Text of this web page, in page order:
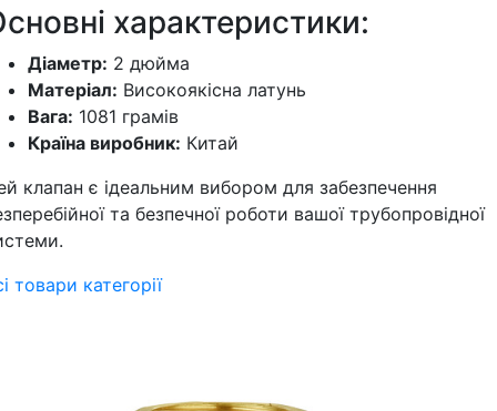
характеристики:
Діаметр: 2 дюйма
Матеріал: Високоякісна латунь
Вага: 1081 грамів
Країна виробник: Китай
клапан є ідеальним вибором для забезпечення
та безпечної роботи вашої трубопровідної
товари категорії